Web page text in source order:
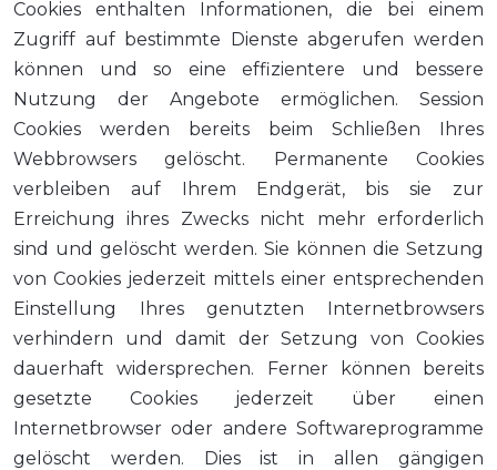
Cookies enthalten Informationen, die bei einem
Zugriff auf bestimmte Dienste abgerufen werden
können und so eine effizientere und bessere
Nutzung der Angebote ermöglichen. Session
Cookies werden bereits beim Schließen Ihres
Webbrowsers gelöscht. Permanente Cookies
verbleiben auf Ihrem Endgerät, bis sie zur
Erreichung ihres Zwecks nicht mehr erforderlich
sind und gelöscht werden. Sie können die Setzung
von Cookies jederzeit mittels einer entsprechenden
Einstellung Ihres genutzten Internetbrowsers
verhindern und damit der Setzung von Cookies
dauerhaft widersprechen. Ferner können bereits
gesetzte Cookies jederzeit über einen
Internetbrowser oder andere Softwareprogramme
gelöscht werden. Dies ist in allen gängigen